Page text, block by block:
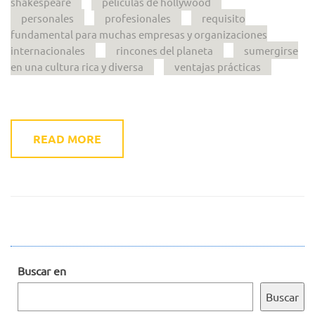
personales
profesionales
requisito
fundamental para muchas empresas y organizaciones
internacionales
rincones del planeta
sumergirse
en una cultura rica y diversa
ventajas prácticas
READ MORE
Buscar en
Buscar